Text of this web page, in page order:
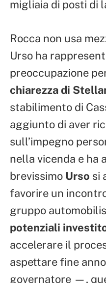
migliaia di posti di
Rocca non usa
Urso ha
preoccupazione
chiarezza di
stabilimento di
aggiunto di aver
sull’impegno
nella vicenda e ha
brevissimo Urso si
favorire un
gruppo
potenziali
accelerare il
aspettare fine
governatore —,